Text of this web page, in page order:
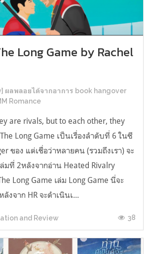
Long Game by Rachel
ผลพลอยได้จากอาการ book hangover
Romance
are rivals, but to each other, they
Long Game เป็นเรื่องลำดับที่ 6 ในซี
ของ แต่เชื่อว่าหลายคน (รวมถึงเรา) จะ
มที่ 2หลังจากอ่าน Heated Rivalry
Long Game เล่ม Long Game นี่จะ
งจาก HR จะดำเนินเ...
and Review 38